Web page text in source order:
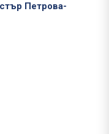
Петрова-